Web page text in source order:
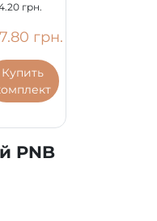
PNB
грн.
грн.
Купить